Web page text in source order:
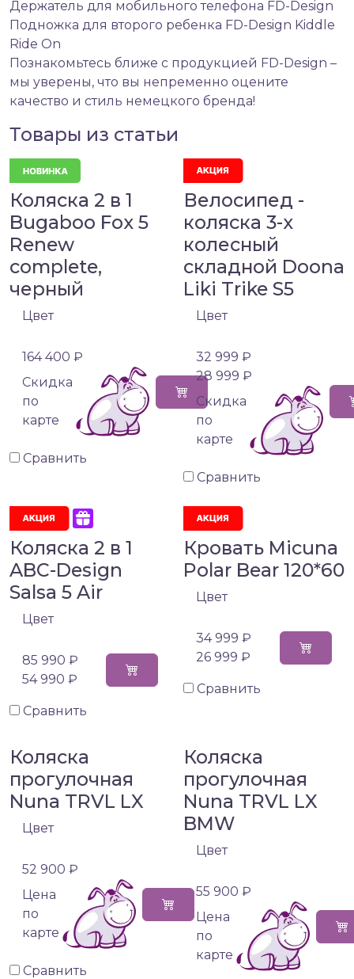
Держатель для мобильного телефона FD-Design
Подножка для второго ребенка FD-Design Kiddle
Ride On
Познакомьтесь ближе с продукцией FD-Design –
мы уверены, что вы непременно оцените
качество и стиль немецкого бренда!
Товары из статьи
Коляска 2 в 1
Bugaboo Fox 5
Renew
complete,
черный
Цвет
164 400 ₽
Cкидка
по
карте
Сравнить
Велосипед -
коляска 3-х
колесный
складной Doona
Liki Trike S5
Цвет
32 999 ₽
28 999 ₽
Cкидка
по
карте
Сравнить
Коляска 2 в 1
ABC-Design
Salsa 5 Air
Цвет
85 990 ₽
54 990 ₽
Сравнить
Кровать Micuna
Polar Bear 120*60
Цвет
34 999 ₽
26 999 ₽
Сравнить
Коляска
прогулочная
Nuna TRVL LX
Цвет
52 900 ₽
Цена
по
карте
Сравнить
Коляска
прогулочная
Nuna TRVL LX
BMW
Цвет
55 900 ₽
Цена
по
карте